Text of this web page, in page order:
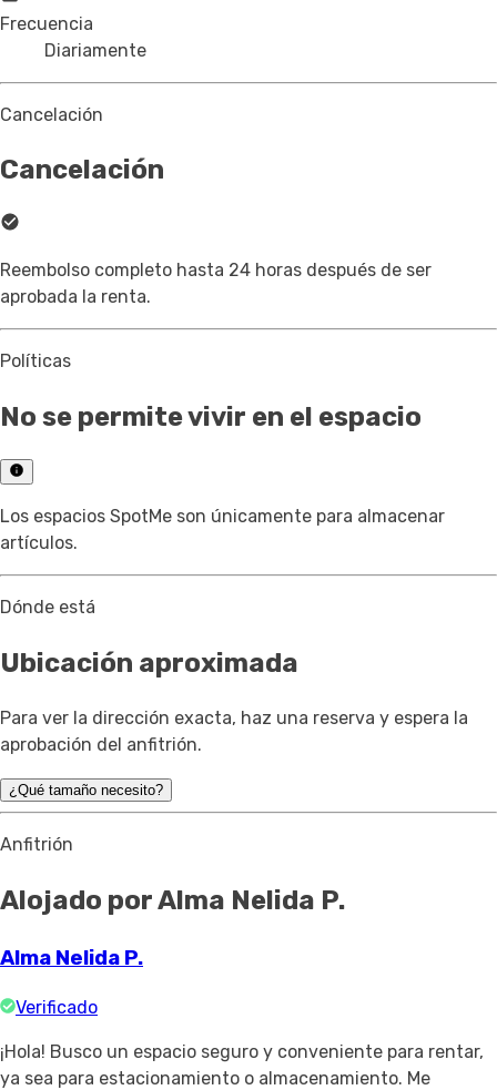
Frecuencia
Diariamente
Cancelación
Cancelación
Reembolso completo hasta 24 horas después de ser
aprobada la renta.
Políticas
No se permite vivir en el espacio
Los espacios SpotMe son únicamente para almacenar
artículos.
Dónde está
Ubicación aproximada
Para ver la dirección exacta, haz una reserva y espera la
aprobación del anfitrión.
¿Qué tamaño necesito?
Anfitrión
Alojado por Alma Nelida P.
Alma Nelida P.
Verificado
¡Hola! Busco un espacio seguro y conveniente para rentar,
ya sea para estacionamiento o almacenamiento. Me